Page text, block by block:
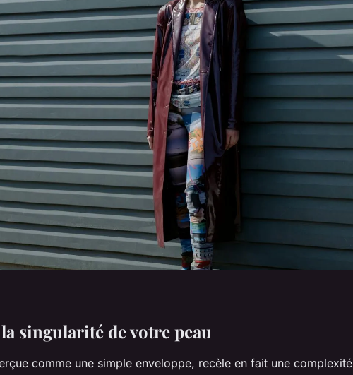
singularité de votre peau
comme une simple enveloppe, recèle en fait une complexité